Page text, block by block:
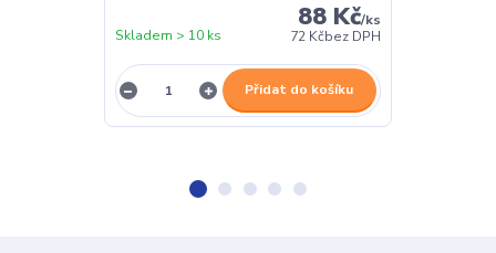
88 Kč/ks
72 Kčbez DPH
Skladem > 10 ks
Přidat do košíku